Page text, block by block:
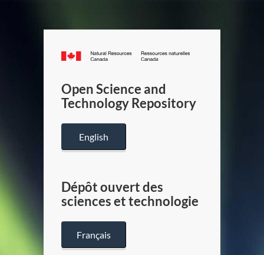
Canada.ca
/
Canada
Open Science and
Technology Repository
English
Dépôt ouvert des
sciences et technologie
Français